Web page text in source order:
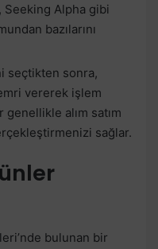
Alpha gibi
bazılarını
seçtikten sonra,
vererek işlem
alım satım
sağlar.
bulunan bir